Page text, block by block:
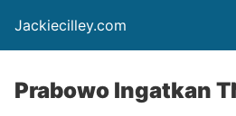
Jackiecilley.com
Prabowo Ingatkan